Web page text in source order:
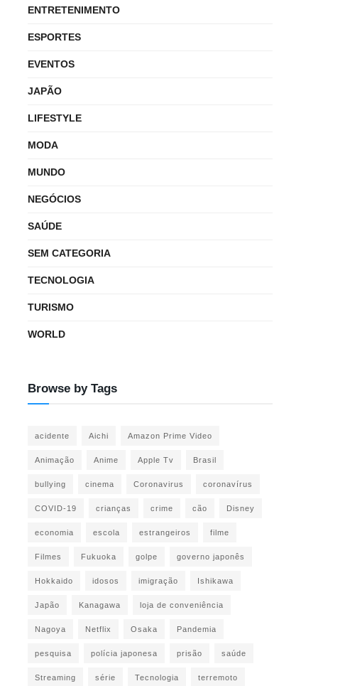
ENTRETENIMENTO
ESPORTES
EVENTOS
JAPÃO
LIFESTYLE
MODA
MUNDO
NEGÓCIOS
SAÚDE
SEM CATEGORIA
TECNOLOGIA
TURISMO
WORLD
Browse by Tags
acidente Aichi Amazon Prime Video
Animação Anime Apple Tv Brasil
bullying cinema Coronavirus coronavírus
COVID-19 crianças crime cão Disney
economia escola estrangeiros filme
Filmes Fukuoka golpe governo japonês
Hokkaido idosos imigração Ishikawa
Japão Kanagawa loja de conveniência
Nagoya Netflix Osaka Pandemia
pesquisa polícia japonesa prisão saúde
Streaming série Tecnologia terremoto